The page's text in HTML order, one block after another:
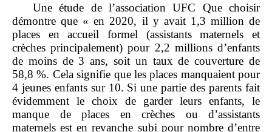
Une étude de l’association UFC Que choisir
démontre que « en 2020, il y avait 1,3 million de
places en accueil formel (assistants maternels et
crèches principalement) pour 2,2 millions d’enfants
de moins de 3 ans, soit un taux de couverture de
58,8 %. Cela signifie que les places manquaient pour
4 jeunes enfants sur 10. Si une partie des parents fait
évidemment le choix de garder leurs enfants, le
manque de places en crèches ou d’assistants
maternels est en revanche subi pour nombre d’entre